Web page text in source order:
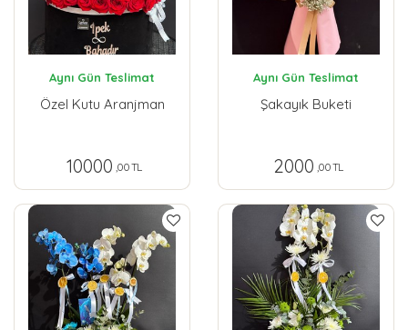
Aynı Gün Teslimat
Özel Kutu Aranjman
10000 ,00 TL
Aynı Gün Teslimat
Şakayık Buketi
2000 ,00 TL